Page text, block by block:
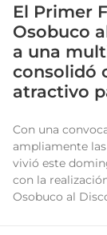
El Primer
Osobuco
a una
consolidó
atractivo
Con una
ampliamente
vivió este
con la
Osobuco al